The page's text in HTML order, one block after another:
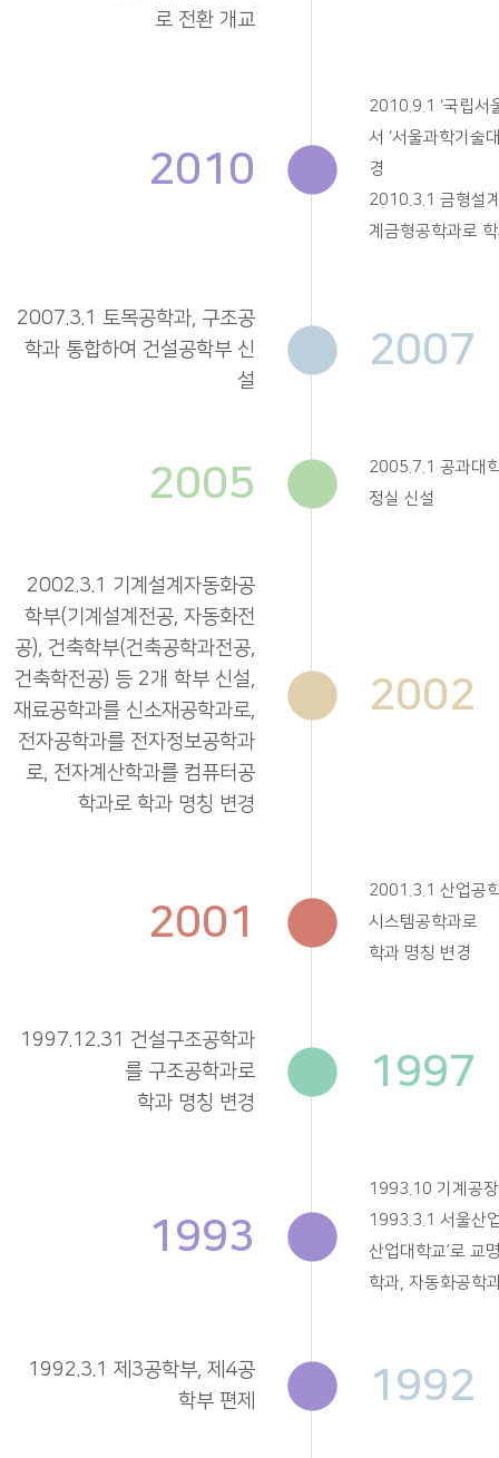
로 전환 개교
2010
2010.9.1 ‘국립서
서 ‘서울과학기술
경
2010.3.1 금형설
계금형공학과로
2007.3.1 토목공학과, 구조공
학과 통합하여 건설공학부 신
설
2007
2005
2005.7.1 공과대
정실 신설
2002.3.1 기계설계자동화공
학부(기계설계전공, 자동화전
공), 건축학부(건축공학과전공,
건축학전공) 등 2개 학부 신설,
재료공학과를 신소재공학과로,
전자공학과를 전자정보공학과
로, 전자계산학과를 컴퓨터공
학과로 학과 명칭 변경
2002
2001
2001.3.1 산업공
시스템공학과로
학과 명칭 변경
1997.12.31 건설구조공학과
를 구조공학과로
학과 명칭 변경
1997
1993
1993.10 기계공
1993.3.1 서울산
산업대학교’로 교
학과, 자동화공학
1992.3.1 제3공학부, 제4공
학부 편제
1992